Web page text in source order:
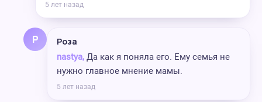
5 лет назад
Р Роза
nastya, Да как я поняла его. Ему семья не
нужно главное мнение мамы.
5 лет назад